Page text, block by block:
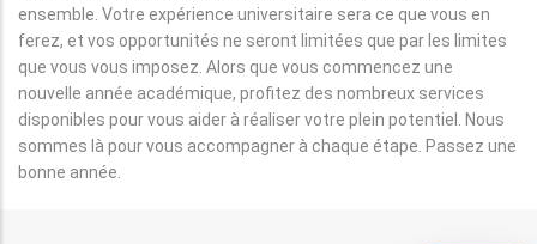
ensemble. Votre expérience universitaire sera ce que vous en
ferez, et vos opportunités ne seront limitées que par les limites
que vous vous imposez. Alors que vous commencez une
nouvelle année académique, profitez des nombreux services
disponibles pour vous aider à réaliser votre plein potentiel. Nous
sommes là pour vous accompagner à chaque étape. Passez une
bonne année.